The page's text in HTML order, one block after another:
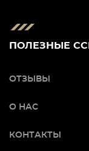
ПОЛЕЗНЫЕ
ОТЗЫВЫ
О НАС
КОНТАКТЫ